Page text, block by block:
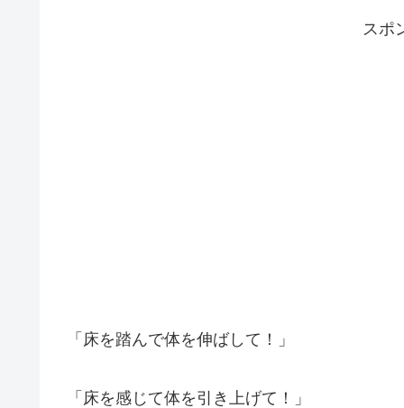
スポ
「床を踏んで体を伸ばして！」
「床を感じて体を引き上げて！」